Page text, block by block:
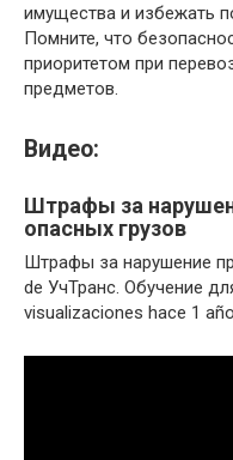
имущества и избежать
Помните, что
приоритетом при
предметов.
Видео:
Штрафы за
опасных грузов
Штрафы за нарушение
de УчТранс. Обучение
visualizaciones hace 1